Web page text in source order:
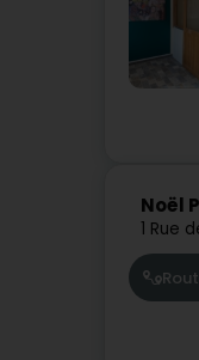
Noël
1 Rue